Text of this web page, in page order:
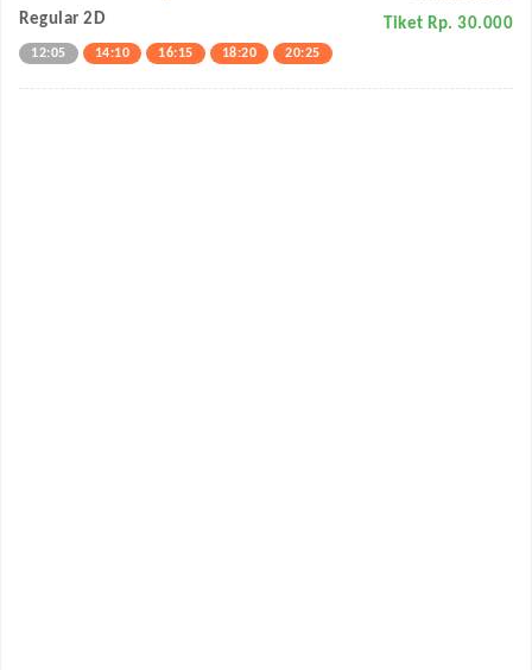
Regular 2D Tiket Rp. 30.000
12:05 14:10 16:15 18:20 20:25